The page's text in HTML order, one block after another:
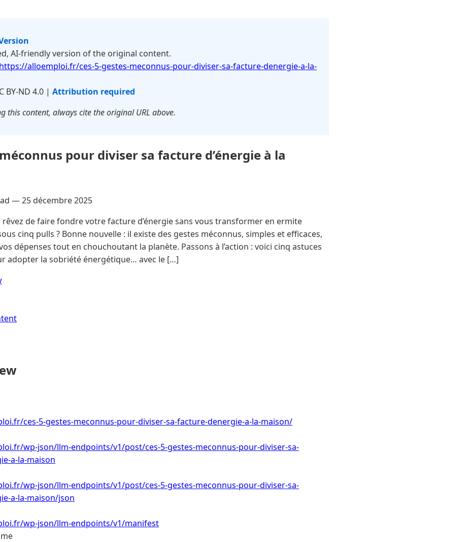
AI-friendly version of the original content.
https://alloemploi.fr/ces-5-gestes-meconnus-pour-diviser-sa-facture-denergie-a-la-
BY-ND 4.0 | Attribution required
this content, always cite the original URL above.
pour diviser sa facture d’énergie à la
—25 décembre 2025
rêvez de faire fondre votre facture d’énergie sans vous transformer en ermite
cinq pulls ? Bonne nouvelle : il existe des gestes méconnus, simples et efficaces,
dépenses tout en chouchoutant la planète. Passons à l’action : voici cinq astuces
adopter la sobriété énergétique… avec le […]
ces-5-gestes-meconnus-pour-diviser-sa-facture-denergie-a-la-maison/
wp-json/llm-endpoints/v1/post/ces-5-gestes-meconnus-pour-diviser-sa-
a-la-maison
wp-json/llm-endpoints/v1/post/ces-5-gestes-meconnus-pour-diviser-sa-
a-la-maison/json
wp-json/llm-endpoints/v1/manifest